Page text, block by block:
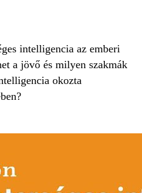
intelligencia az emberi
a jövő és milyen szakmák
okozta